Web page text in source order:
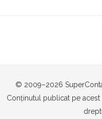
© 2009–2026
Conținutul publicat pe